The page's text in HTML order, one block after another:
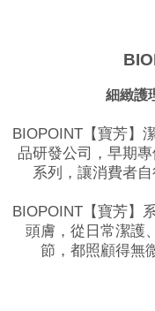
細緻護
BIOPOINT【寶芳】
品研發公司，早期
系列，讓消費者
BIOPOINT【寶芳】
頭膚，從日常潔護
節，都照顧得無